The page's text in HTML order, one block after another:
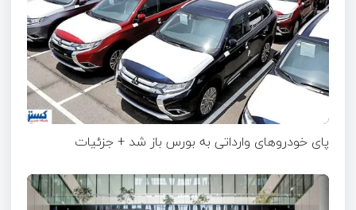
پای خودروهای وارداتی به بورس باز شد + جزئیات